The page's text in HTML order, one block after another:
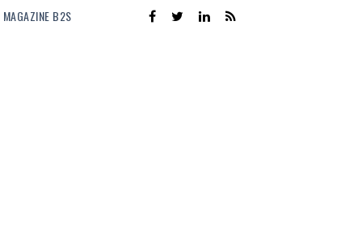
MAGAZINE B2S